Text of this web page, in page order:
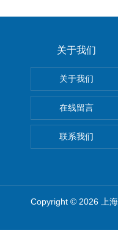
关于我们
关于我们
在线留言
联系我们
Copyright © 2026 上